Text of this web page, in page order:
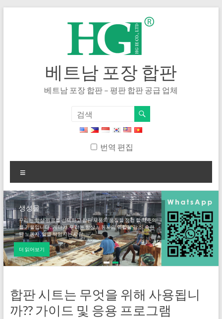
베트남 포장 합판
베트남 포장 합판 – 평판 합판 공급 업체
번역 편집
뉴
생성물
우리는 항상 원료를 선택하고 합판 제품의 품질을 점검 할 때주의
를 기울입니다.. 게다가, 우리는 항상 노동자의 역할을 강조, 숙련
된 노동자, 일을 책임지는 사람.
더 읽어보기
합판 시트는 무엇을 위해 사용됩니
까?? 가이드 및 응용 프로그램